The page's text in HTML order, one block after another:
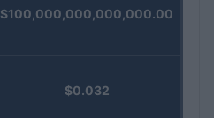
$100,000,000,000,000.00
$0.032